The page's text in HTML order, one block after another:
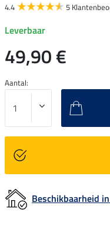
4.4 5
Leverbaar
49,90 €
Aantal:
Beschikbaarheid